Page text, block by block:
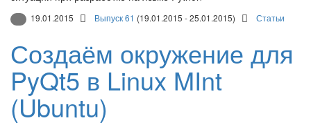
19.01.2015 Выпуск 61 (19.01.2015 - 25.01.2015) Статьи
Создаём окружение для
PyQt5 в Linux MInt
(Ubuntu)